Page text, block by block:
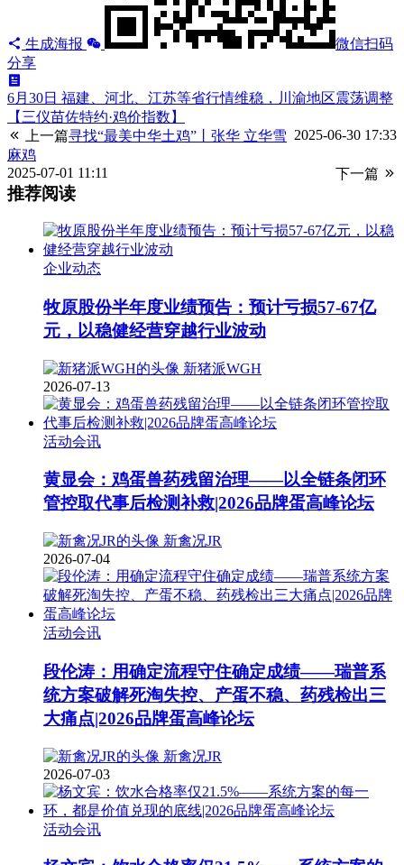
生成海报
微信扫码
分享
6月30日 福建、河北、江苏等省行情维稳，川渝地区震荡调整
【三仪苗佐特约·鸡价指数】
上一篇
2025-06-30 17:33
寻找“最美中华土鸡”丨张华 立华雪
麻鸡
下一篇
2025-07-01 11:11
推荐阅读
企业动态
牧原股份半年度业绩预告：预计亏损57-67亿
元，以稳健经营穿越行业波动
新猪派WGH
2026-07-13
活动会讯
黄显会：鸡蛋兽药残留治理——以全链条闭环
管控取代事后检测补救|2026品牌蛋高峰论坛
新禽况JR
2026-07-04
活动会讯
段伦涛：用确定流程守住确定成绩——瑞普系
统方案破解死淘失控、产蛋不稳、药残检出三
大痛点|2026品牌蛋高峰论坛
新禽况JR
2026-07-03
活动会讯